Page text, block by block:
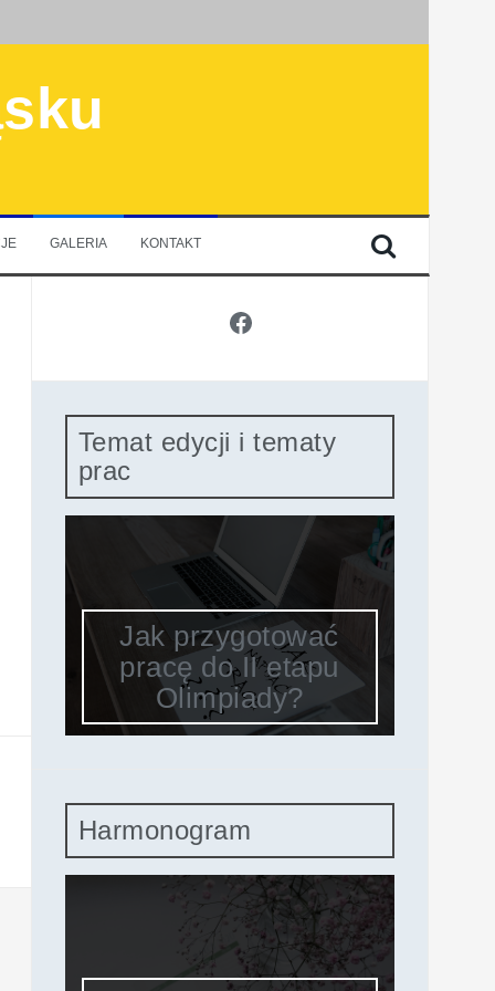
GALERIA KONTAKT
Facebook
Temat edycji i tematy
prac
Jak przygotować
pracę do II etapu
Olimpiady?
Harmonogram